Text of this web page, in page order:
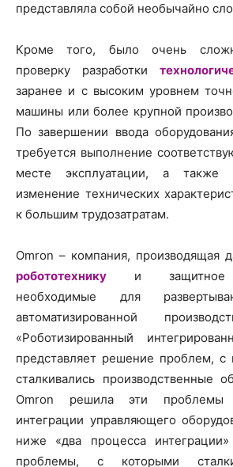
представляла собой необычайно
Кроме того, было очень
проверку разработки
заранее и с высоким уровнем
машины или более крупной
По завершении ввода
требуется выполнение
месте эксплуатации, а также
изменение технических
к большим трудозатратам.
Omron – компания, производящая
робототехнику и защитное
необходимые для
автоматизированной
«Роботизированный
представляет решение проблем, с
сталкивались производственные
Omron решила эти проблемы
интеграции управляющего
ниже «два процесса
проблемы, с которыми